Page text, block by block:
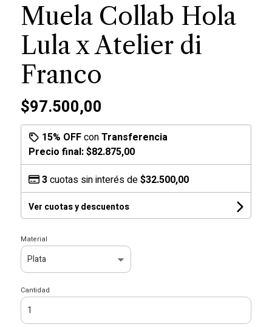
Muela Collab Hola
Lula x Atelier di
Franco
$97.500,00
15% OFFconTransferencia
Precio final:$82.875,00
3cuotas sin interés de$32.500,00
Ver cuotas y descuentos
Material
Cantidad